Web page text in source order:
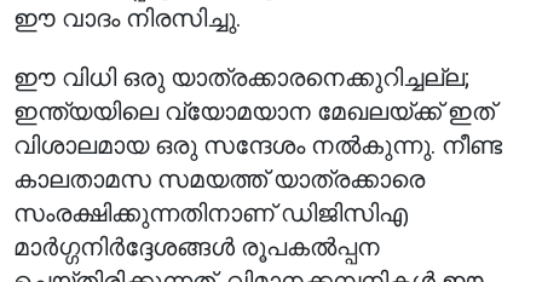
ഈ വാദം നിരസിച്ചു.
ഈ വിധി ഒരു യാത്രക്കാരനെക്കുറിച്ചല്ല;
ഇന്ത്യയിലെ വ്യോമയാന മേഖലയ്ക്ക് ഇത്
വിശാലമായ ഒരു സന്ദേശം നൽകുന്നു. നീണ്ട
കാലതാമസ സമയത്ത് യാത്രക്കാരെ
സംരക്ഷിക്കുന്നതിനാണ് ഡിജിസിഎ
മാർഗ്ഗനിർദ്ദേശങ്ങൾ രൂപകൽപ്പന